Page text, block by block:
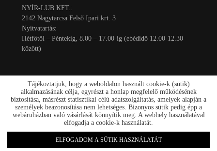
NYÍR-LUB KFT.:
2142 Nagytarcsa Felső Ipari krt. 3
Nyitvatartás:
Hétfőtől – Péntekig, 8.00 – 17.00-ig (ebédidő 12.00-12.30
között)
Kapcsolat
Akciók
Rólunk
Tájékoztatjuk, hogy a weboldalon használt cookie-k (sütik)
alkalmazásának célja, egyrészt a honlap megfelelő működésének
biztosítása, másrészt statisztikai célú adatszolgáltatás, amelyek alapján a
személyek beazonosítása nem lehetséges. Bizonyos sütik pedig épp a
webáruházban való vásárlását könnyítik meg. A webhely használatával
elfogadja a cookie-k használatát.
ELFOGADOM A SÜTIK HASZNÁLATÁT